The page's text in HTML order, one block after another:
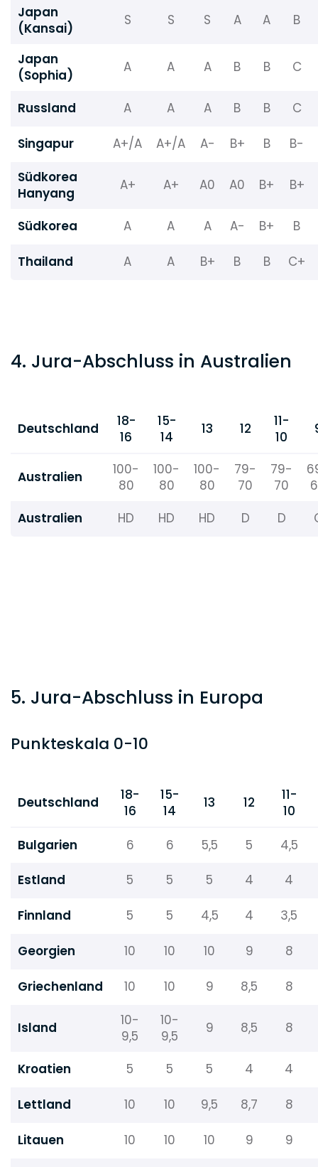
Japan
(Kansai)
S S S A A B
Japan
(Sophia)
A A A B B C
Russland A A A B B C
Singapur A+/A A+/A A- B+ B
B-
Südkorea
Hanyang
A+ A+ A0 A0 B+ B+
Südkorea A A A A- B+ B
Thailand A A B+ B B C+
4. Jura-Abschluss in Australien
Deutschland
18-
16
15-
14
13 12
11-
10
Australien
100-
80
100-
80
100-
80
79-
70
79-
70
Australien
HD HD HD D D
5. Jura-Abschluss in Europa
Punkteskala 0-10
Deutschland
18-
16
15-
14
13 12
11-
10
Bulgarien
6 6 5,5 5 4,5
Estland 5 5 5 4 4
Finnland 5 5 4,5 4 3,5
Georgien 10 10 10 9 8
Griechenland 10 10 9 8,5 8
Island
10-
9,5
10-
9,5
9 8,5 8
Kroatien 5 5 5 4 4
Lettland 10 10 9,5 8,7 8
Litauen 10 10 10 9
9